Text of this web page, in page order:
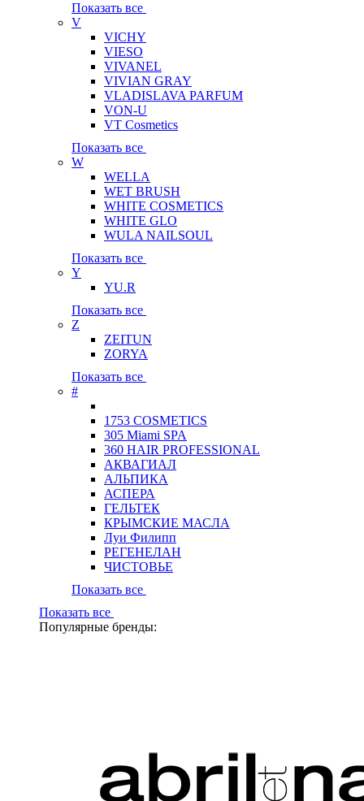
Показать все
V
VICHY
VIESO
VIVANEL
VIVIAN GRAY
VLADISLAVA PARFUM
VON-U
VT Cosmetics
Показать все
W
WELLA
WET BRUSH
WHITE COSMETICS
WHITE GLO
WULA NAILSOUL
Показать все
Y
YU.R
Показать все
Z
ZEITUN
ZORYA
Показать все
#
1753 COSMETICS
305 Miami SPA
360 HAIR PROFESSIONAL
АКВАГИАЛ
АЛЬПИКА
АСПЕРА
ГЕЛЬТЕК
КРЫМСКИЕ МАСЛА
Луи Филипп
РЕГЕНЕЛАН
ЧИСТОВЬЕ
Показать все
Показать все
Популярные бренды: